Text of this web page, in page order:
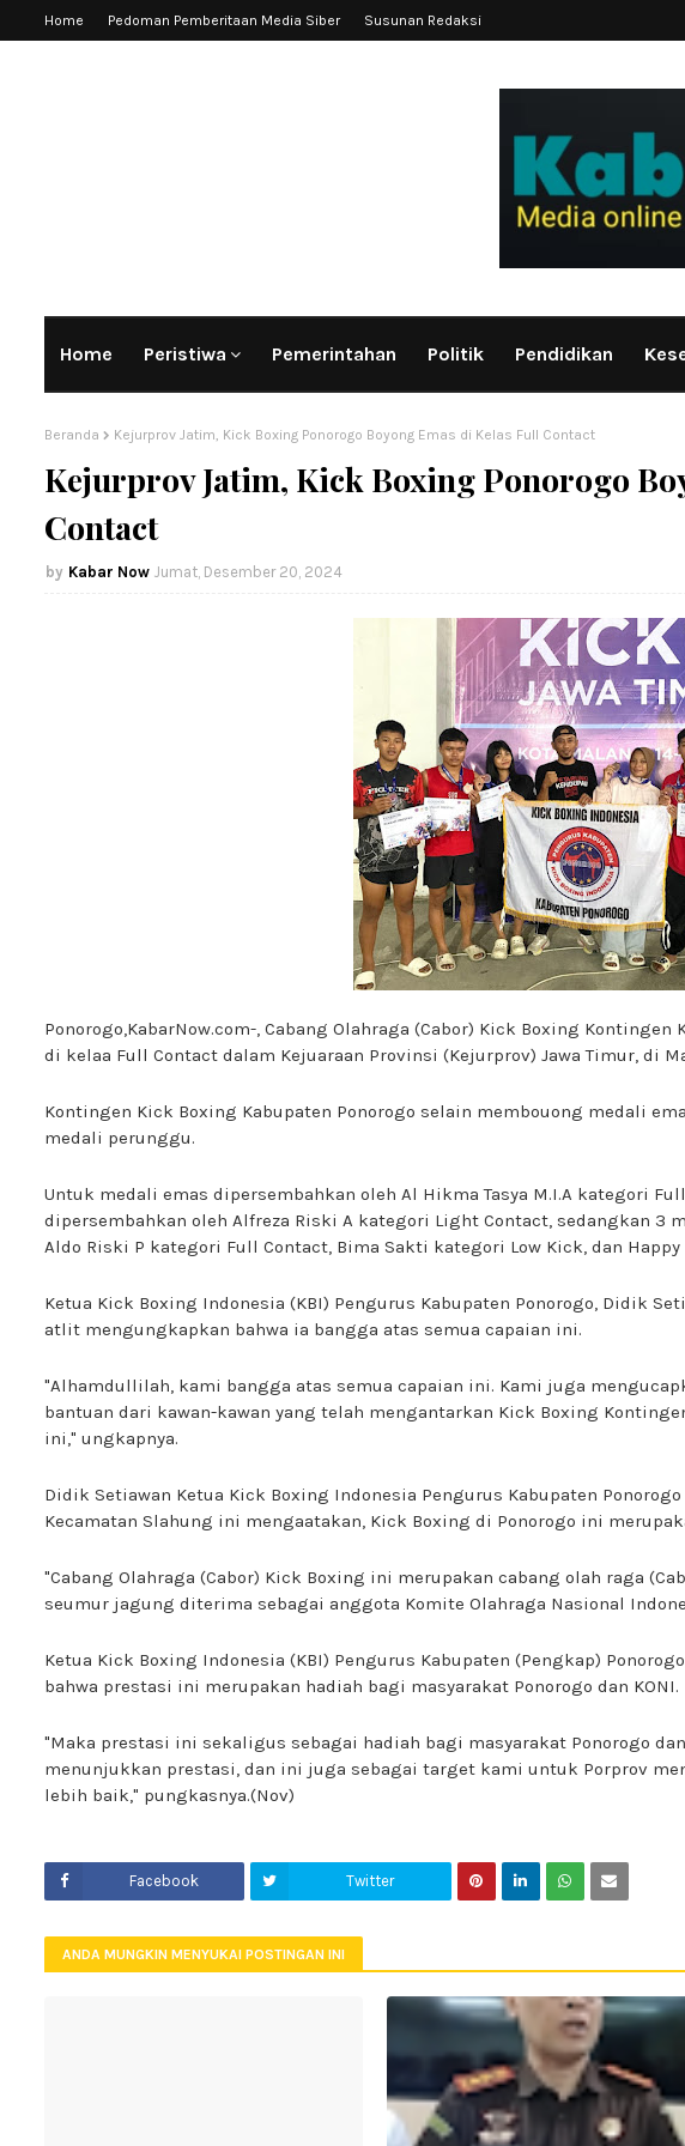
Home Pedoman Pemberitaan Media Siber Susunan Redaksi
Home Peristiwa Pemerintahan Politik Pendidikan
Beranda Kejurprov Jatim, Kick Boxing Ponorogo Boyong Emas di Kelas Full Contact
Kejurprov Jatim, Kick Boxing Ponorogo
Contact
Kabar Now Jumat, Desember 20, 2024
Ponorogo,KabarNow.com-, Cabang Olahraga (Cabor) Kick Boxing
di kelaa Full Contact dalam Kejuaraan Provinsi (Kejurprov) Jawa Timur, di
Kontingen Kick Boxing Kabupaten Ponorogo selain membouong medali
medali perunggu.
Untuk medali emas dipersembahkan oleh Al Hikma Tasya M.I.A kategori
dipersembahkan oleh Alfreza Riski A kategori Light Contact, sedangkan 3
Aldo Riski P kategori Full Contact, Bima Sakti kategori Low Kick, dan
Ketua Kick Boxing Indonesia (KBI) Pengurus Kabupaten Ponorogo, Didik
atlit mengungkapkan bahwa ia bangga atas semua capaian ini.
"Alhamdullilah, kami bangga atas semua capaian ini. Kami juga
bantuan dari kawan-kawan yang telah mengantarkan Kick Boxing
ini," ungkapnya.
Didik Setiawan Ketua Kick Boxing Indonesia Pengurus Kabupaten
Kecamatan Slahung ini mengaatakan, Kick Boxing di Ponorogo ini
"Cabang Olahraga (Cabor) Kick Boxing ini merupakan cabang olah raga
seumur jagung diterima sebagai anggota Komite Olahraga Nasional
Ketua Kick Boxing Indonesia (KBI) Pengurus Kabupaten (Pengkap)
bahwa prestasi ini merupakan hadiah bagi masyarakat Ponorogo dan KONI.
"Maka prestasi ini sekaligus sebagai hadiah bagi masyarakat Ponorogo
menunjukkan prestasi, dan ini juga sebagai target kami untuk Porprov
lebih baik," pungkasnya.(Nov)
Facebook Twitter
ANDA MUNGKIN MENYUKAI POSTINGAN INI